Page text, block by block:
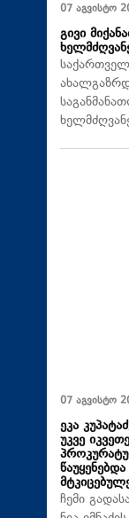
07 აგვისტო
გივი
07 აგვისტო
ეკა
უკვე
ჩემი